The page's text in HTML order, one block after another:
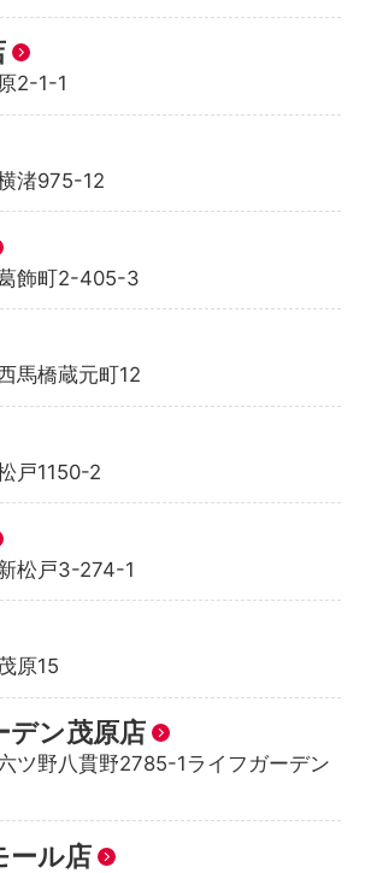
2-1-1
渚975-12
飾町2-405-3
馬橋蔵元町12
戸1150-2
松戸3-274-1
原15
デン茂原店
ツ野八貫野2785-1ライフガーデン
ール店